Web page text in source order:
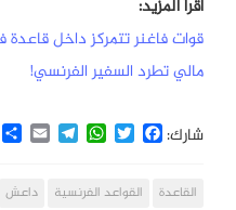
اقرأ المزيد:
قوات فاغنر تتمركز داخل
مالي تطرد السفير الفرنسي!
شارك: Facebook
Twitter
WhatsApp
Telegram
Email
القاعدة القواعد الفرنسية داعش